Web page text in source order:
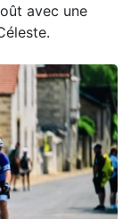
avec une